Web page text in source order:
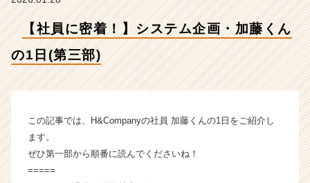
p
の
イ
ラ
イ
【社員に密着！】システム企画・加藤くん
の1日(第三部)
この記事では、H&Companyの社員 加藤くんの1日をご紹介し
ます。
ぜひ第一部から順番に読んでくださいね！
=====